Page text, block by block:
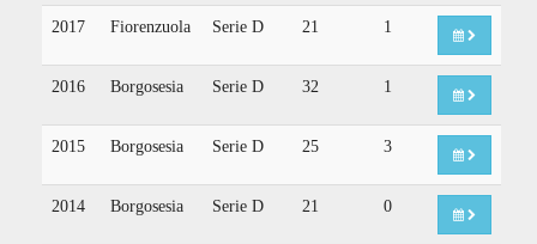
2017 Fiorenzuola Serie D 21 1
2016 Borgosesia Serie D 32 1
2015 Borgosesia Serie D 25 3
2014 Borgosesia Serie D 21 0